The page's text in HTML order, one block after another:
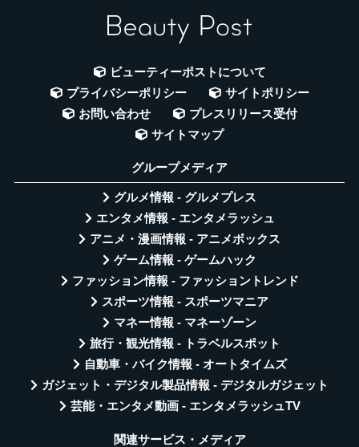
ビューティーポストについて
プライバシーポリシー
サイトポリシー
お問い合わせ
プレスリリース受付
サイトマップ
グループメディア
グルメ情報 - グルメプレス
エンタメ情報 - エンタメラッシュ
アニメ・漫画情報 - アニメボックス
ゲーム情報 - ゲームハック
ファッション情報 - ファッショントレンド
スポーツ情報 - スポーツマニア
マネー情報 - マネーゾーン
旅行・観光情報 - トラベルスポット
自動車・バイク情報 - オートタイムズ
ガジェット・デジタル製品情報 - デジタルガジェット
芸能・エンタメ動画 - エンタメラッシュTV
関連サービス・メディア